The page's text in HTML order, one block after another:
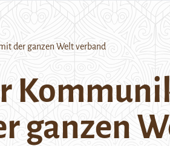
der ganzen Welt verband
ganzen